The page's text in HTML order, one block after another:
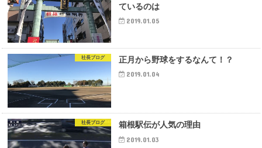
ているのは
2019.01.05
社長ブログ 正月から野球をするなんて！？
2019.01.04
社長ブログ 箱根駅伝が人気の理由
2019.01.03